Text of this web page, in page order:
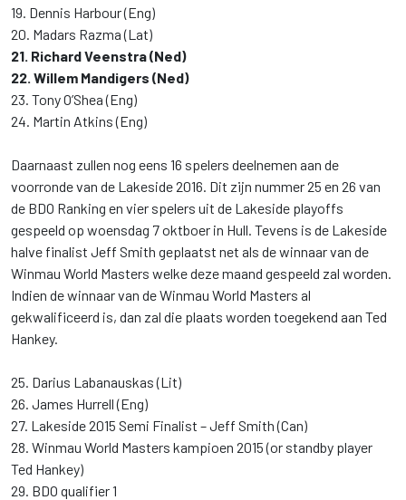
19. Dennis Harbour (Eng)
20. Madars Razma (Lat)
21. Richard Veenstra (Ned)
22. Willem Mandigers (Ned)
23. Tony O’Shea (Eng)
24. Martin Atkins (Eng)
Daarnaast zullen nog eens 16 spelers deelnemen aan de
voorronde van de Lakeside 2016. Dit zijn nummer 25 en 26 van
de BDO Ranking en vier spelers uit de Lakeside playoffs
gespeeld op woensdag 7 oktboer in Hull. Tevens is de Lakeside
halve finalist Jeff Smith geplaatst net als de winnaar van de
Winmau World Masters welke deze maand gespeeld zal worden.
Indien de winnaar van de Winmau World Masters al
gekwalificeerd is, dan zal die plaats worden toegekend aan Ted
Hankey.
25. Darius Labanauskas (Lit)
26. James Hurrell (Eng)
27. Lakeside 2015 Semi Finalist – Jeff Smith (Can)
28. Winmau World Masters kampioen 2015 (or standby player
Ted Hankey)
29. BDO qualifier 1